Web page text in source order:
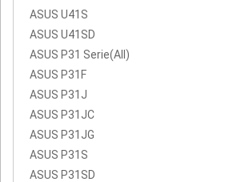
ASUS U41S
ASUS U41SD
ASUS P31 Serie(All)
ASUS P31F
ASUS P31J
ASUS P31JC
ASUS P31JG
ASUS P31S
ASUS P31SD